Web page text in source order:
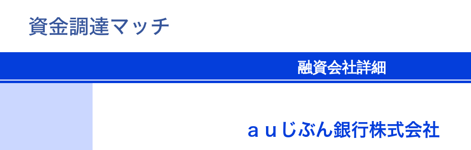
融資会社詳細
ａｕじぶん銀行株式会社